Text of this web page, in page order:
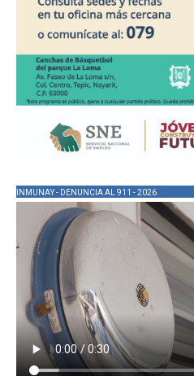
INMUNAY - DENUNCIA AL 911 - 2026